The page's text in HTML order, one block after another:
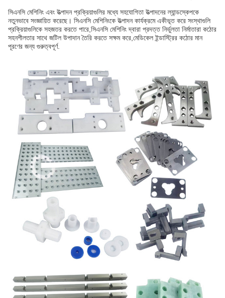
সিএনসি মেশিনিং এবং উত্পাদন প্রক্রিয়াগুলির মধ্যে সহযোগিতা উত্পাদনের ল্যান্ডস্কেপকে
নতুনভাবে সংজ্ঞায়িত করেছে। সিএনসি মেশিনিংকে উত্পাদন কার্যক্রমে একীভূত করে সংস্থাগুলি
প্রক্রিয়াগুলিকে সহজতর করতে পারে,সিএনসি মেশিনিং দ্বারা প্রদত্ত নির্ভুলতা নির্মাতারা কঠোর
সহনশীলতার সাথে জটিল উপাদান তৈরি করতে সক্ষম করে,মেডিকেল ইন্ডাস্ট্রির কঠোর মান
পূরণের জন্য গুরুত্বপূর্ণ.